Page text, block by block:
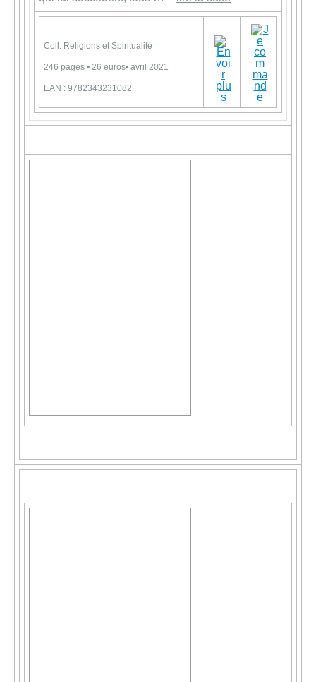
Coll. Religions et Spiritualité
246 pages • 26 euros• avril 2021
EAN : 9782343231082